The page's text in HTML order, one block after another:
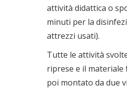
attività didattica o
minuti per la
attrezzi usati).
Tutte le attività
riprese e il materiale
poi montato da due